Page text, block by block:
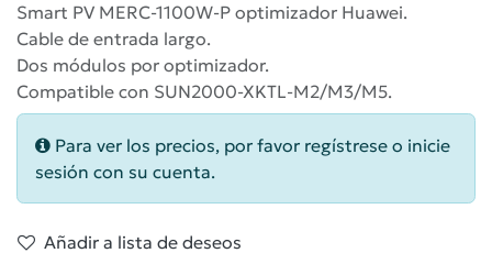
Smart PV MERC-1100W-P optimizador Huawei.
Cable de entrada largo.
Dos módulos por optimizador.
Compatible con SUN2000-XKTL-M2/M3/M5.
Para ver los precios, por favor regístrese o inicie
sesión con su cuenta.
Añadir a lista de deseos